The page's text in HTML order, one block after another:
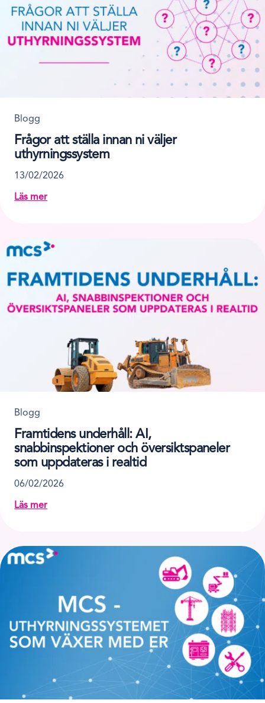
Blogg
Frågor att ställa innan ni väljer
uthyrningssystem
13/02/2026
Läs mer
about Frågor att ställa innan ni väljer uthyrningssystem
Blogg
Framtidens underhåll: AI,
snabbinspektioner och översiktspaneler
som uppdateras i realtid
06/02/2026
Läs mer
about Framtidens underhåll: AI, snabbinspektioner